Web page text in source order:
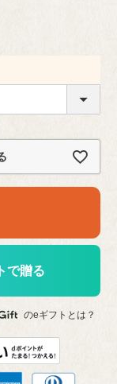
で贈る
のeギフトとは？